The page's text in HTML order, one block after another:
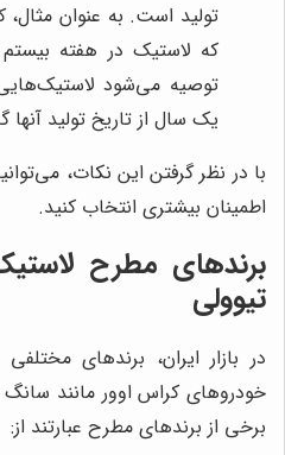
توصیه می‌شود
یک سال از تاریخ تولید
با در نظر گرفتن این نکات،
اطمینان بیشتری انتخاب کنید.
برندهای مطرح
تیوولی
در بازار ایران، برندهای
خودروهای کراس اوور مانند
برخی از برندهای مطرح عبارتند از: